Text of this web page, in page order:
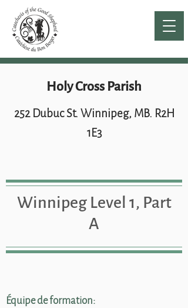
Holy Cross Parish
252 Dubuc St. Winnipeg, MB. R2H
1E3
Winnipeg Level 1, Part
A
Équipe de formation: